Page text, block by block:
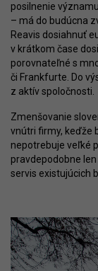
posilnenie
– má do budúcna
Reavis dosiahnuť
v krátkom čase
porovnateľné s
či Frankfurte. Do
z aktív spoločnosti.
Zmenšovanie
vnútri firmy, keďže
nepotrebuje veľké
pravdepodobne
servis existujúcich